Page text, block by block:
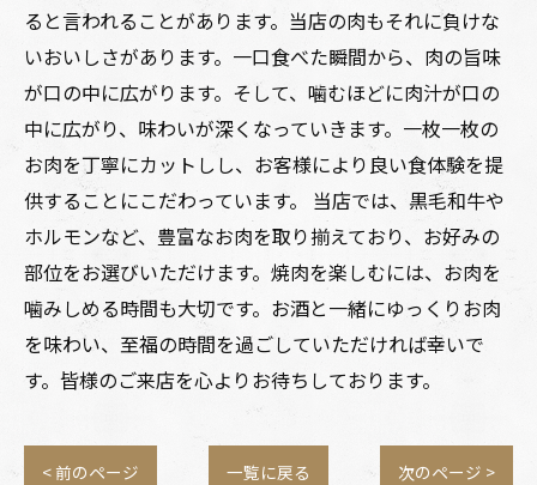
ると言われることがあります。当店の肉もそれに負けな
いおいしさがあります。一口食べた瞬間から、肉の旨味
が口の中に広がります。そして、噛むほどに肉汁が口の
中に広がり、味わいが深くなっていきます。一枚一枚の
お肉を丁寧にカットしし、お客様により良い食体験を提
供することにこだわっています。 当店では、黒毛和牛や
ホルモンなど、豊富なお肉を取り揃えており、お好みの
部位をお選びいただけます。焼肉を楽しむには、お肉を
噛みしめる時間も大切です。お酒と一緒にゆっくりお肉
を味わい、至福の時間を過ごしていただければ幸いで
す。皆様のご来店を心よりお待ちしております。
< 前のページ 一覧に戻る 次のページ >